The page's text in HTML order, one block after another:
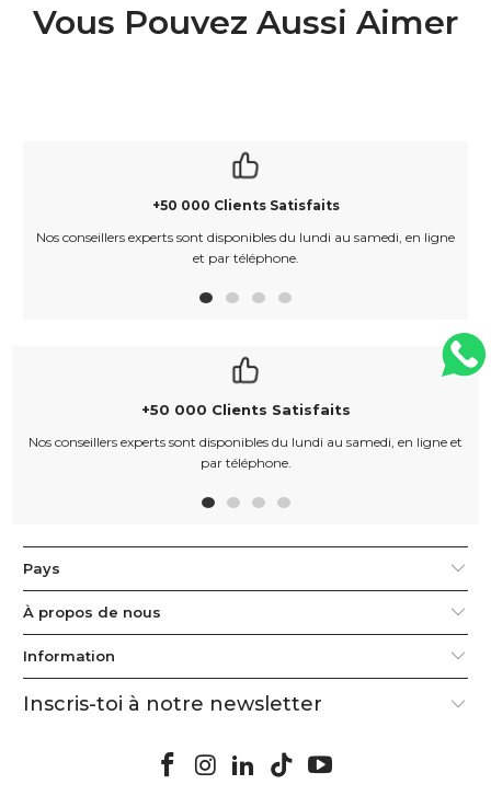
Vous Pouvez Aussi Aimer
+50 000 Clients Satisfaits
Nos conseillers experts sont disponibles du lundi au samedi, en ligne
et par téléphone.
+50 000 Clients Satisfaits
Nos conseillers experts sont disponibles du lundi au samedi, en ligne et
par téléphone.
Pays
À propos de nous
Information
Inscris-toi à notre newsletter